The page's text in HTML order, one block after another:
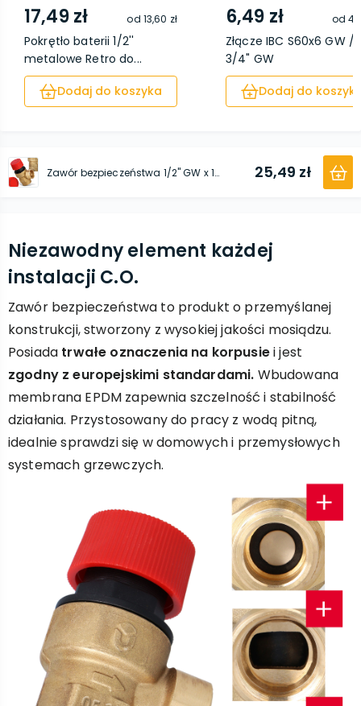
17,49 zł od 13,60 zł
Pokrętło baterii 1/2''
metalowe Retro do...
Dodaj do koszyka
6,49 zł od
Złącze IBC S60x6 GW /
3/4" GW
Dodaj do
Zawór bezpieczeństwa 1/2'' GW x 1/2'' GW 3 bar 25,49 zł
Niezawodny element każdej
instalacji C.O.
Zawór bezpieczeństwa to produkt o przemyślanej
konstrukcji, stworzony z wysokiej jakości mosiądzu.
Posiada trwałe oznaczenia na korpusiei jest
zgodny z europejskimi standardami. Wbudowana
membrana EPDM zapewnia szczelność i stabilność
działania. Przystosowany do pracy z wodą pitną,
idealnie sprawdzi się w domowych i przemysłowych
systemach grzewczych.